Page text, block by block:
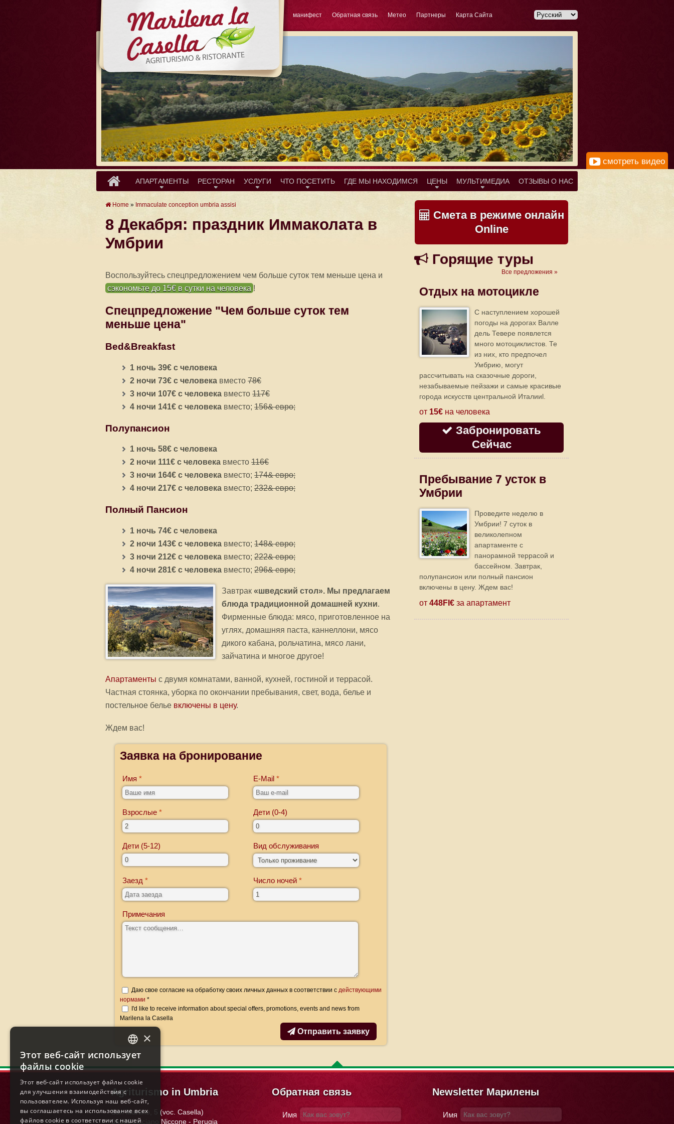
манифест Обратная связь Метео Партнеры Карта Сайта
смотреть видео
АПАРТАМЕНТЫ РЕСТОРАН УСЛУГИ ЧТО ПОСЕТИТЬ ГДЕ МЫ НАХОДИМСЯ ЦЕНЫ MУЛЬТИМЕДИА ОТЗЫВЫ О НАС
Home » Immaculate conception umbria assisi
8 Декабря: праздник Иммаколата в
Умбрии
Воспользуйтесь спецпредложением чем больше суток тем меньше цена и
сэкономьте до 15€ в сутки на человека !
Спецпредложение "Чем больше суток тем
меньше цена"
Bed&Breakfast
1 ночь 39€ с человека
2 ночи 73€ с человекавместо 78€
3 ночи 107€ с человекавместо 117€
4 ночи 141€ с человекавместо; 156& евро;
Полупансион
1 ночь 58€ с человека
2 ночи 111€ с человекавместо 116€
3 ночи 164€ с человекавместо; 174& евро;
4 ночи 217€ с человекавместо; 232& евро;
Полный Пансион
1 ночь 74€ с человека
2 ночи 143€ с человекавместо; 148& евро;
3 ночи 212€ с человекавместо; 222& евро;
4 ночи 281€ с человекавместо; 296& евро;
Завтрак «шведский стол». Мы предлагаем
блюда традиционной домашней кухни.
Фирменные блюда: мясо, приготовленное на
углях, домашняя паста, каннеллони, мясо
дикого кабана, рольчатина, мясо лани,
зайчатина и многое другое!
Апартаменты с двумя комнатами, ванной, кухней, гостиной и террасой.
Частная стоянка, уборка по окончании пребывания, свет, вода, белье и
постельное белье включены в цену.
Ждем вас!
Заявка на бронирование
Имя E-Mail
Взрослые Дети (0-4)
Дети (5-12) Вид обслуживания
Заезд Число ночей
Примечания
Даю свое согласие на обработку своих личных данных в соответствии с действующими
нормами *
I'd like to receive information about special offers, promotions, events and news from
Marilena la Casella
Отправить заявку
Смета в режиме онлайн
Online
Горящие туры
Все предложения »
Отдых на мотоцикле
C наступлением хорошей
погоды на дорогах Валле
дель Тевере появлется
много мотоциклистов. Те
из них, кто предпочел
Умбрию, могут
рассчитывать на сказочные дороги,
незабываемые пейзажи и самые красивые
города искусств центральной Италииl.
от 15€ на человека
Забронировать
Сейчас
Пребывание 7 усток в
Умбрии
Проведите неделю в
Умбрии! 7 суток в
великолепном
апартаменте с
панорамной террасой и
бассейном. Завтрак,
полупансион или полный пансион
включены в цену. Ждем вас!
от 448FI€ за апартамент
Agriturismo in Umbria
San Martino, 5 (voc. Casella)
06060 Lisciano Niccone - Perugia
Обратная связь
Имя
Newsletter Марилены
Имя
ITALIAN
FRENCH
GERMAN
×
Этот веб-сайт использует
файлы cookie
Этот веб-сайт использует файлы cookie
для улучшения взаимодействия с
пользователем. Используя наш веб-сайт,
вы соглашаетесь на использование всех
файлов cookie в соответствии с нашей